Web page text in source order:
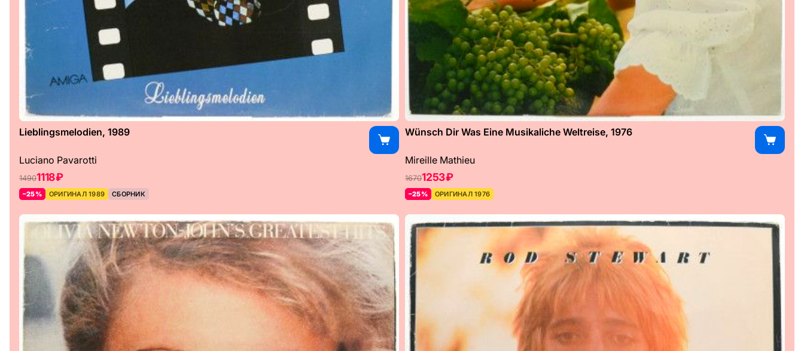
Lieblingsmelodien, 1989
Luciano Pavarotti
14901118 ₽
–25% ОРИГИНАЛ 1989 СБОРНИК
Wünsch Dir Was Eine Musikaliche Weltreise, 1976
Mireille Mathieu
16701253 ₽
–25% ОРИГИНАЛ 1976